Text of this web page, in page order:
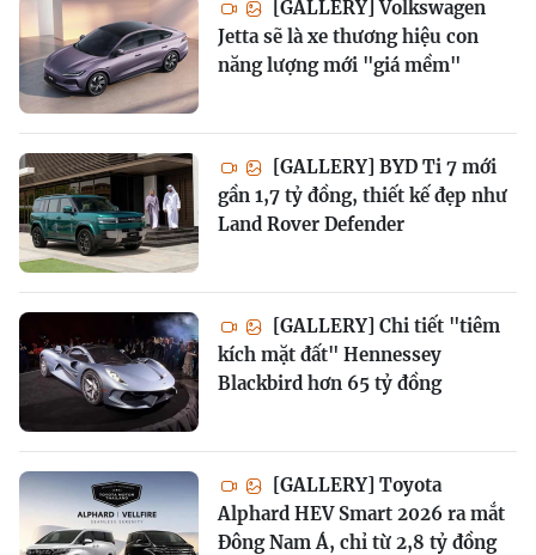
[GALLERY] Volkswagen
Jetta sẽ là xe thương hiệu con
năng lượng mới "giá mềm"
[GALLERY] BYD Ti 7 mới
gần 1,7 tỷ đồng, thiết kế đẹp như
Land Rover Defender
[GALLERY] Chi tiết "tiêm
kích mặt đất" Hennessey
Blackbird hơn 65 tỷ đồng
[GALLERY] Toyota
Alphard HEV Smart 2026 ra mắt
Đông Nam Á, chỉ từ 2,8 tỷ đồng